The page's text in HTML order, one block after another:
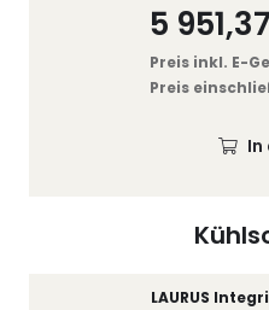
LAURUS
5
Preis inkl. E-
Preis
In